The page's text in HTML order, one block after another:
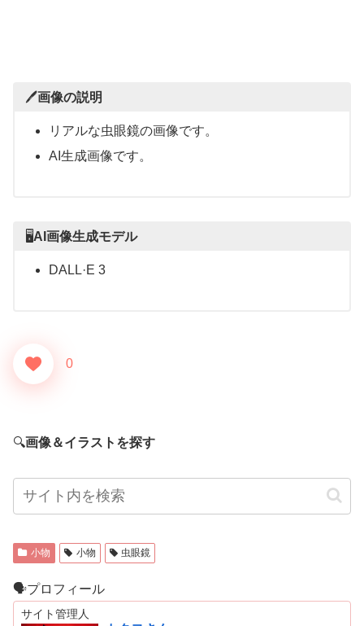
🖊️画像の説明
リアルな虫眼鏡の画像です。
AI生成画像です。
🖥AI画像生成モデル
DALL·E 3
0
🔍画像＆イラストを探す
小物 小物 虫眼鏡
🗣プロフィール
サイト管理人